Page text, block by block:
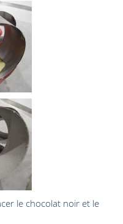
le chocolat noir et le